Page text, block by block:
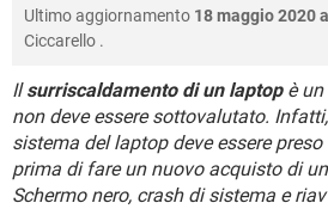
TIKTOK
iOS
TIKTOK
HARDWARE
INTRATTENIMENTO
INSTAGRAM
TIKTOK
HARDWARE
FORUM
INTRATTENIMENTO
iOS
INSTAGRAM
COVID-19
INTRATTENIMENTO
iOS
Ultimo aggiornamento 18 maggio 2020
Ciccarello .
Ilsurriscaldamento di un laptopè un
non deve essere sottovalutato.
sistema del laptop deve essere
prima di fare un nuovo acquisto di
Schermo nero, crash di sistema e